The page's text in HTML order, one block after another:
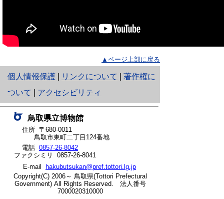
▲ページ上部に戻る
個人情報保護
と
り
ネ
ッ
ト
へ
の
リンクについて
著作権に
ついて
アクセシビリティ
鳥取県立博物館
住所 〒680-0011
鳥取市東町二丁目124番地
電話 0857-26-8042
ファクシミリ 0857-26-8041
E-mail
hakubutsukan@pref.tottori.lg.jp
Copyright(C) 2006～ 鳥取県(Tottori Prefectural
Government) All Rights Reserved. 法人番号
7000020310000